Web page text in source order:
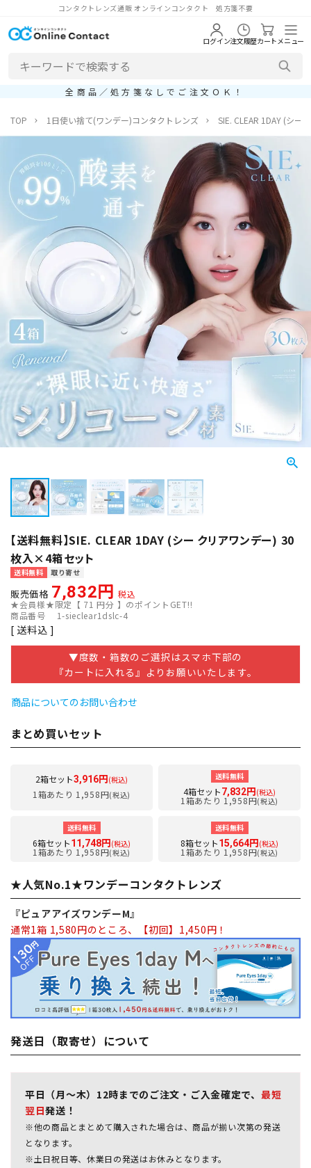
コンタクトレンズ通販 オンラインコンタクト 処方箋不要
ログイン注文履歴カートメニュー
全商品／処方箋なしでご注文ＯＫ！
TOP 1日使い捨て(ワンデー)コンタクトレンズ SIE. CLEAR 1DAY (シー
【送料無料】SIE. CLEAR 1DAY (シー クリアワンデー) 30
枚入×4箱セット
送料無料 取り寄せ
販売価格 7,832
税込
★会員様★限定【 71 円分 】のポイントGET!!
商品番号
1-sieclear1dslc-4
送料込
▼度数・箱数のご選択はスマホ下部の
『カートに入れる』よりお願いいたします。
商品についてのお問い合わせ
まとめ買いセット
2箱セット3,916円 (税込)
1箱あたり 1,958円(税込)
送料無料
4箱セット7,832円 (税込)
1箱あたり 1,958円(税込)
送料無料
6箱セット11,748円 (税込)
1箱あたり 1,958円(税込)
送料無料
8箱セット15,664円 (税込)
1箱あたり 1,958円(税込)
★人気No.1★ワンデーコンタクトレンズ
『ピュアアイズワンデーM』
通常1箱 1,580円のところ、【初回】1,450円！
発送日（取寄せ）について
平日（月～木）12時までのご注文・ご入金確定で、 最短
翌日発送！
※他の商品とまとめて購入された場合は、商品が揃い次第の発送
となります。
※土日祝日等、休業日の発送はお休みとなります。